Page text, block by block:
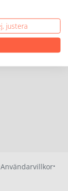
Användarvillkor·
justera